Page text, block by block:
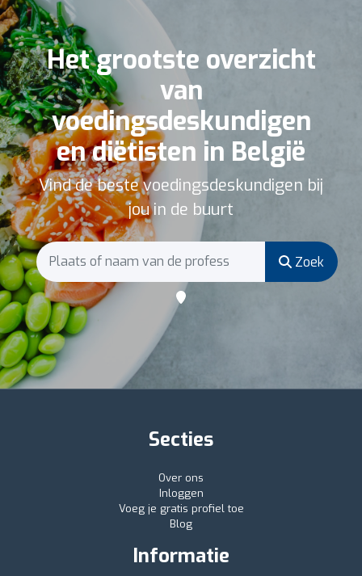
Het grootste overzicht
van
voedingsdeskundigen
en diëtisten in België
Vind de beste voedingsdeskundigen bij
jou in de buurt
Zoek
Secties
Over ons
Inloggen
Voeg je gratis profiel toe
Blog
Informatie